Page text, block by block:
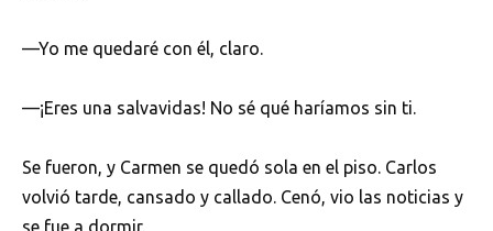
—Yo me quedaré con él, claro.
—¡Eres una salvavidas! No sé qué haríamos sin ti.
Se fueron, y Carmen se quedó sola en el piso. Carlos
volvió tarde, cansado y callado. Cenó, vio las noticias y
se fue a dormir.